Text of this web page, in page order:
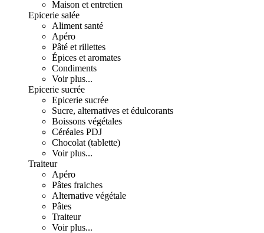
Maison et entretien
Epicerie salée
Aliment santé
Apéro
Pâté et rillettes
Épices et aromates
Condiments
Voir plus...
Epicerie sucrée
Epicerie sucrée
Sucre, alternatives et édulcorants
Boissons végétales
Céréales PDJ
Chocolat (tablette)
Voir plus...
Traiteur
Apéro
Pâtes fraiches
Alternative végétale
Pâtes
Traiteur
Voir plus...